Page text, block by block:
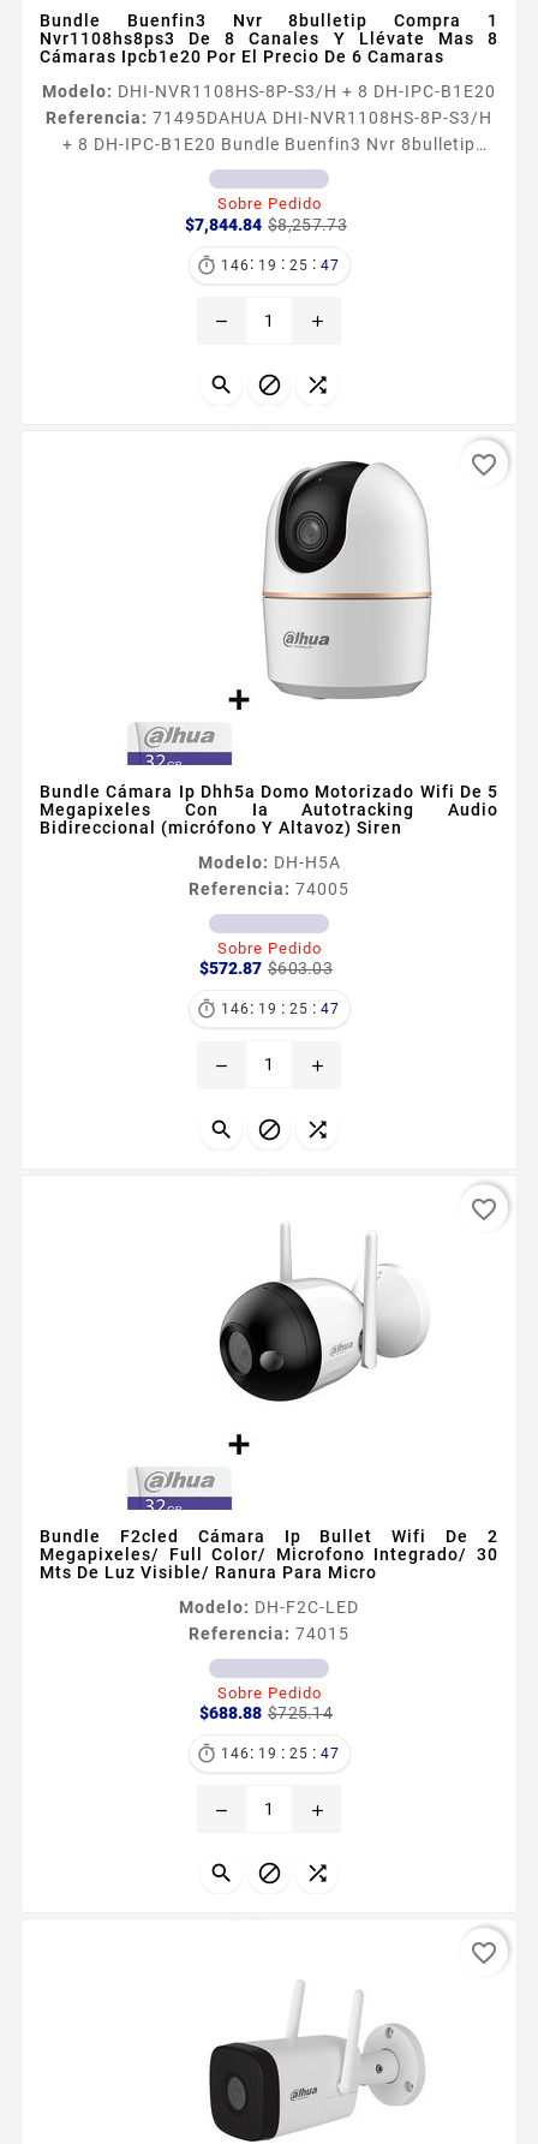
Bundle Buenfin3 Nvr 8bulletip Compra 1
Nvr1108hs8ps3 De 8 Canales Y Llévate Mas 8
Cámaras Ipcb1e20 Por El Precio De 6 Camaras
Modelo: DHI-NVR1108HS-8P-S3/H + 8 DH-IPC-B1E20
Referencia: 71495DAHUA DHI-NVR1108HS-8P-S3/H
+ 8 DH-IPC-B1E20 Bundle Buenfin3 Nvr 8bulletip
Compra 1 Nvr1108hs8ps3 De 8 Canales Y Llévate
Mas 8 Cámaras Ipcb1e20 Por El Precio De 6 Camaras
Información General El NVR DAHUA NVR1108HS8PS3
es un grabador de video en red con 8 canales y 8
puertos PoE ideal para sistemas de videovigilancia
alta calidad admitiendo...
Sobre Pedido
$7,844.84 $8,257.73
 146 : 19 : 25 : 46
remove add
  
Bundle Cámara Ip Dhh5a Domo Motorizado Wifi De 5
Megapixeles Con Ia Autotracking Audio
Bidireccional (micrófono Y Altavoz) Siren
Modelo: DH-H5A
Referencia: 74005
Sobre Pedido
$572.87 $603.03
 146 : 19 : 25 : 46
remove add
  
favorite_border
Bundle F2cled Cámara Ip Bullet Wifi De 2
Megapixeles/ Full Color/ Microfono Integrado/ 30
Mts De Luz Visible/ Ranura Para Micro
Modelo: DH-F2C-LED
Referencia: 74015
Sobre Pedido
$688.88 $725.14
 146 : 19 : 25 : 46
remove add
  
favorite_border
favorite_border